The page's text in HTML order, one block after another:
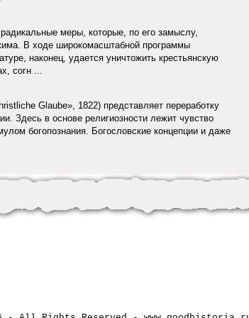
меры, которые, по его замыслу,
В ходе широкомасштабной программы
наконец, удается уничтожить крестьянскую
согн ...
Glaube», 1822) представляет переработку
Здесь в основе религиозности лежит чувство
богопознания. Богословские концепции и даже